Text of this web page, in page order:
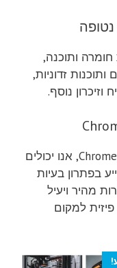
חומרה ותוכנה,
זדוניות,
נוסף.
באמצעות כלי ה־Chrome Remote Desktop, אנו יכולים
בפתרון בעיות
מהיר ויעיל
למקום